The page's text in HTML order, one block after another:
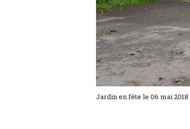
Jardin en fête le 06 mai 2018